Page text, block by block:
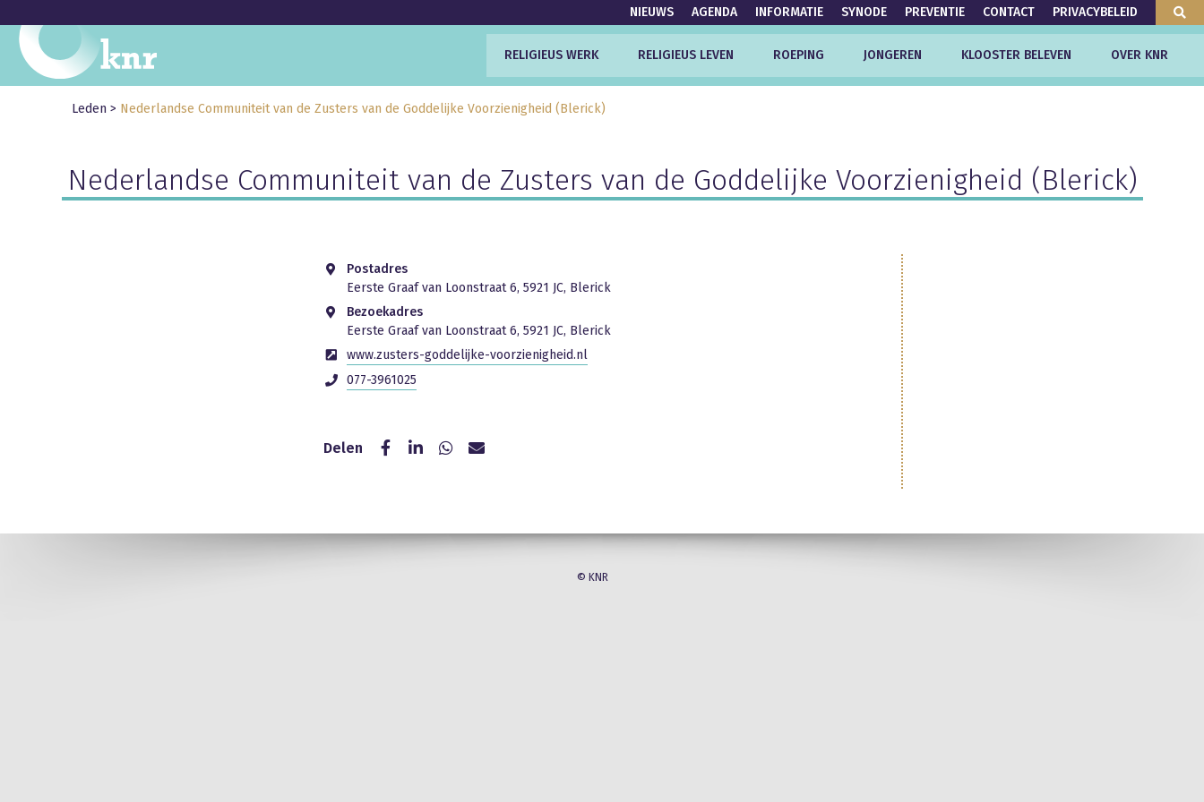
NIEUWS AGENDA INFORMATIE SYNODE PREVENTIE CONTACT PRIVACYBELEID
RELIGIEUS WERK RELIGIEUS LEVEN ROEPING JONGEREN KLOOSTER BELEVEN OVER KNR
Leden > Nederlandse Communiteit van de Zusters van de Goddelijke Voorzienigheid (Blerick)
Nederlandse Communiteit van de Zusters van de Goddelijke Voorzienigheid (Blerick)
Postadres
Eerste Graaf van Loonstraat 6, 5921 JC, Blerick
Bezoekadres
Eerste Graaf van Loonstraat 6, 5921 JC, Blerick
www.zusters-goddelijke-voorzienigheid.nl
077-3961025
Delen
© KNR